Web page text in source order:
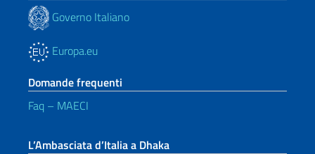
Governo Italiano
Europa.eu
Domande frequenti
Faq – MAECI
L’Ambasciata d’Italia a Dhaka